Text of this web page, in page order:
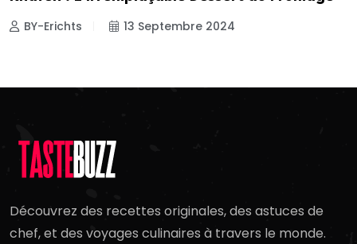
BY-Erichts 13 Septembre 2024
Découvrez des recettes originales, des astuces de
chef, et des voyages culinaires à travers le monde.